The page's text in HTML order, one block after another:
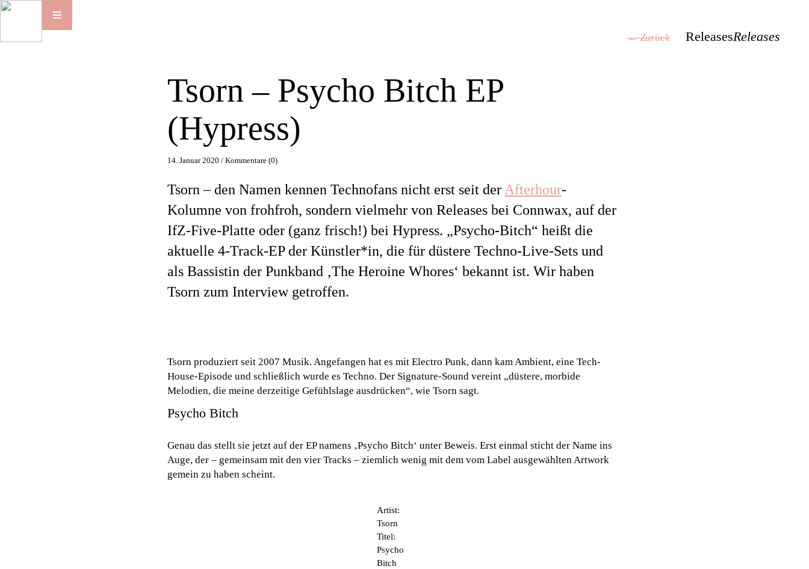
← Zurück ReleasesReleases
Tsorn – Psycho Bitch EP
(Hypress)
14. Januar 2020 /Kommentare (0)
Tsorn – den Namen kennen Technofans nicht erst seit der Afterhour-
Kolumne von frohfroh, sondern vielmehr von Releases bei Connwax, auf der
IfZ-Five-Platte oder (ganz frisch!) bei Hypress. „Psycho-Bitch“ heißt die
aktuelle 4-Track-EP der Künstler*in, die für düstere Techno-Live-Sets und
als Bassistin der Punkband ‚The Heroine Whores‘ bekannt ist. Wir haben
Tsorn zum Interview getroffen.
Tsorn produziert seit 2007 Musik. Angefangen hat es mit Electro Punk, dann kam Ambient, eine Tech-
House-Episode und schließlich wurde es Techno. Der Signature-Sound vereint „düstere, morbide
Melodien, die meine derzeitige Gefühlslage ausdrücken“, wie Tsorn sagt.
Psycho Bitch
Genau das stellt sie jetzt auf der EP namens ‚Psycho Bitch‘ unter Beweis. Erst einmal sticht der Name ins
Auge, der – gemeinsam mit den vier Tracks – ziemlich wenig mit dem vom Label ausgewählten Artwork
gemein zu haben scheint.
Artist:
Tsorn
Titel:
Psycho
Bitch